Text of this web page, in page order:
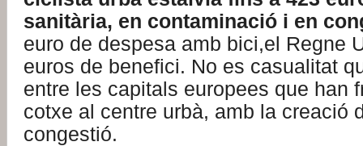
sanitària, en contaminació i en
euro de despesa amb bici,el Regne
euros de benefici. No es casualitat
entre les capitals europees que han
cotxe al centre urbà, amb la creació
congestió.